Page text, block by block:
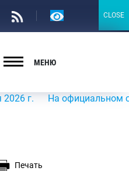
Версия
МЕНЮ
На официальном сайте
Печать
CLOSE
CLOSE